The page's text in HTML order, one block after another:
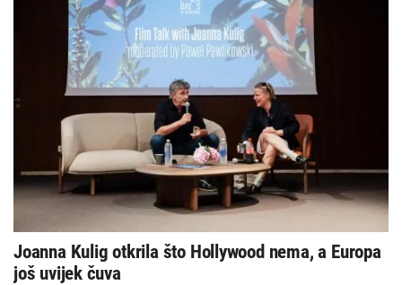
Joanna Kulig otkrila što Hollywood nema, a Europa
još uvijek čuva